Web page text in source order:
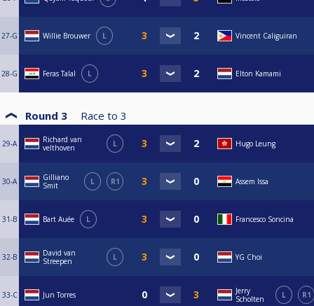
27-G Willie Brouwer L Vincent Caliguiran
28-G Feras Talal L Elton Kamami
Round 3 Race to 3
29-A
Richard van
velthoven
L Hugo Leung
30-A
Gilliano
Smit
L R1 Assem Issa
31-B Bart Auée L Francesco Soncina
32-B
David van
Streepen
L YG Choi
33-C Jun Torres
Jerry
Scholten
L R1